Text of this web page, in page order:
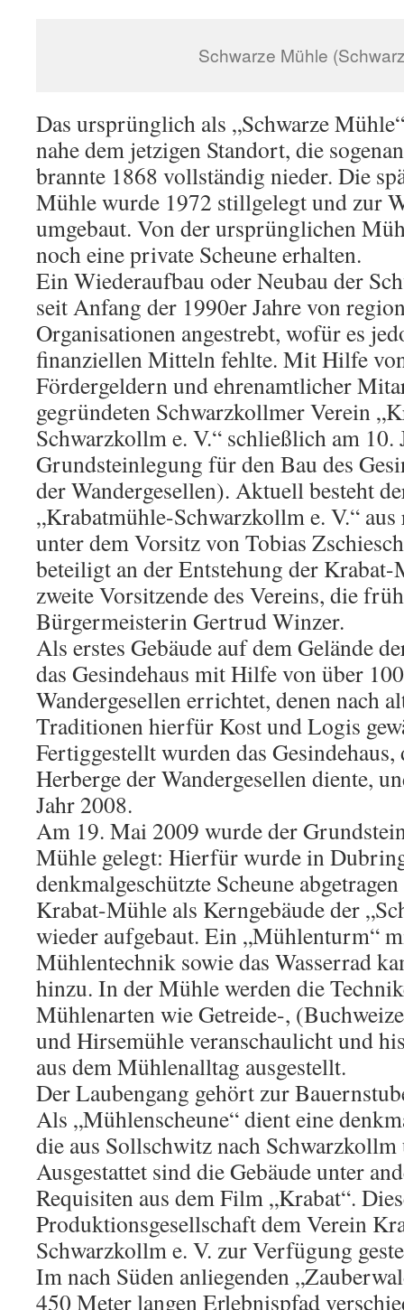
Schwarze Mühle
Das ursprünglich als „Schwarze
nahe dem jetzigen Standort, die
brannte 1868 vollständig nieder. Die
Mühle wurde 1972 stillgelegt und zur
umgebaut. Von der ursprünglichen
noch eine private Scheune erhalten.
Ein Wiederaufbau oder Neubau der
seit Anfang der 1990er Jahre von
Organisationen angestrebt, wofür es
finanziellen Mitteln fehlte. Mit Hilfe
Fördergeldern und ehrenamtlicher
gegründeten Schwarzkollmer Verein
Schwarzkollm e. V.“ schließlich am
Grundsteinlegung für den Bau des
der Wandergesellen). Aktuell besteht
„Krabatmühle-Schwarzkollm e. V.“
unter dem Vorsitz von Tobias
beteiligt an der Entstehung der
zweite Vorsitzende des Vereins, die
Bürgermeisterin Gertrud Winzer.
Als erstes Gebäude auf dem Gelände
das Gesindehaus mit Hilfe von über
Wandergesellen errichtet, denen nach
Traditionen hierfür Kost und Logis
Fertiggestellt wurden das Gesindehaus,
Herberge der Wandergesellen diente,
Jahr 2008.
Am 19. Mai 2009 wurde der
Mühle gelegt: Hierfür wurde in
denkmalgeschützte Scheune
Krabat-Mühle als Kerngebäude der
wieder aufgebaut. Ein „Mühlenturm“
Mühlentechnik sowie das Wasserrad
hinzu. In der Mühle werden die
Mühlenarten wie Getreide-,
und Hirsemühle veranschaulicht und
aus dem Mühlenalltag ausgestellt.
Der Laubengang gehört zur
Als „Mühlenscheune“ dient eine
die aus Sollschwitz nach Schwarzkollm
Ausgestattet sind die Gebäude unter
Requisiten aus dem Film „Krabat“.
Produktionsgesellschaft dem Verein
Schwarzkollm e. V. zur Verfügung
Im nach Süden anliegenden
450 Meter langen Erlebnispfad